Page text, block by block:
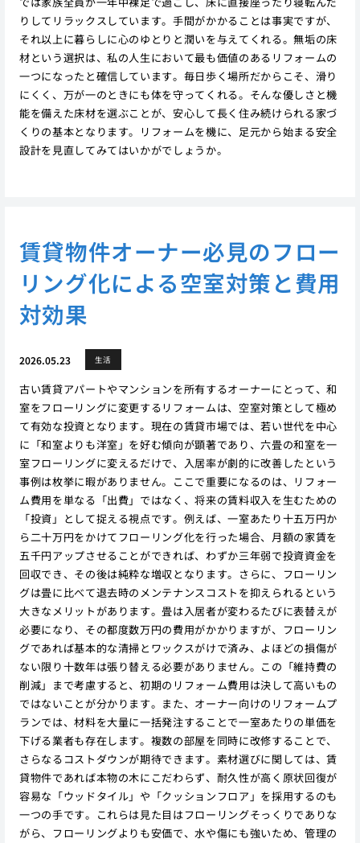
りしてリラックスしています。手間がかかることは事実ですが、
それ以上に暮らしに心のゆとりと潤いを与えてくれる。無垢の床
材という選択は、私の人生において最も価値のあるリフォームの
一つになったと確信しています。毎日歩く場所だからこそ、滑り
にくく、万が一のときにも体を守ってくれる。そんな優しさと機
能を備えた床材を選ぶことが、安心して長く住み続けられる家づ
くりの基本となります。リフォームを機に、足元から始まる安全
設計を見直してみてはいかがでしょうか。
賃貸物件オーナー必見のフロー
リング化による空室対策と費用
対効果
2026.05.23 生活
古い賃貸アパートやマンションを所有するオーナーにとって、和
室をフローリングに変更するリフォームは、空室対策として極め
て有効な投資となります。現在の賃貸市場では、若い世代を中心
に「和室よりも洋室」を好む傾向が顕著であり、六畳の和室を一
室フローリングに変えるだけで、入居率が劇的に改善したという
事例は枚挙に暇がありません。ここで重要になるのは、リフォー
ム費用を単なる「出費」ではなく、将来の賃料収入を生むための
「投資」として捉える視点です。例えば、一室あたり十五万円か
ら二十万円をかけてフローリング化を行った場合、月額の家賃を
五千円アップさせることができれば、わずか三年弱で投資資金を
回収でき、その後は純粋な増収となります。さらに、フローリン
グは畳に比べて退去時のメンテナンスコストを抑えられるという
大きなメリットがあります。畳は入居者が変わるたびに表替えが
必要になり、その都度数万円の費用がかかりますが、フローリン
グであれば基本的な清掃とワックスがけで済み、よほどの損傷が
ない限り十数年は張り替える必要がありません。この「維持費の
削減」まで考慮すると、初期のリフォーム費用は決して高いもの
ではないことが分かります。また、オーナー向けのリフォームプ
ランでは、材料を大量に一括発注することで一室あたりの単価を
下げる業者も存在します。複数の部屋を同時に改修することで、
さらなるコストダウンが期待できます。素材選びに関しては、賃
貸物件であれば本物の木にこだわらず、耐久性が高く原状回復が
容易な「ウッドタイル」や「クッションフロア」を採用するのも
一つの手です。これらは見た目はフローリングそっくりでありな
がら、フローリングよりも安価で、水や傷にも強いため、管理の